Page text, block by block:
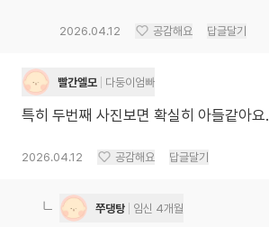
2026.04.12 공감해요 답글달기
빨간엘모 다둥이엄빠
특히 두번째 사진보면 확실히 아들같아요.
2026.04.12 공감해요 답글달기
쭈댕탕 임신 4개월